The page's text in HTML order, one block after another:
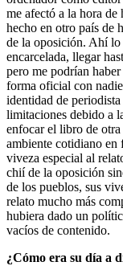
me afectó a la hora de
hecho en otro país de
de la oposición. Ahí lo
encarcelada, llegar
pero me podrían
forma oficial con
identidad de
limitaciones debido a
enfocar el libro de
ambiente cotidiano en
viveza especial al
chií de la oposición
de los pueblos, sus
relato mucho más
hubiera dado un
vacíos de contenido.
¿Cómo era su día a